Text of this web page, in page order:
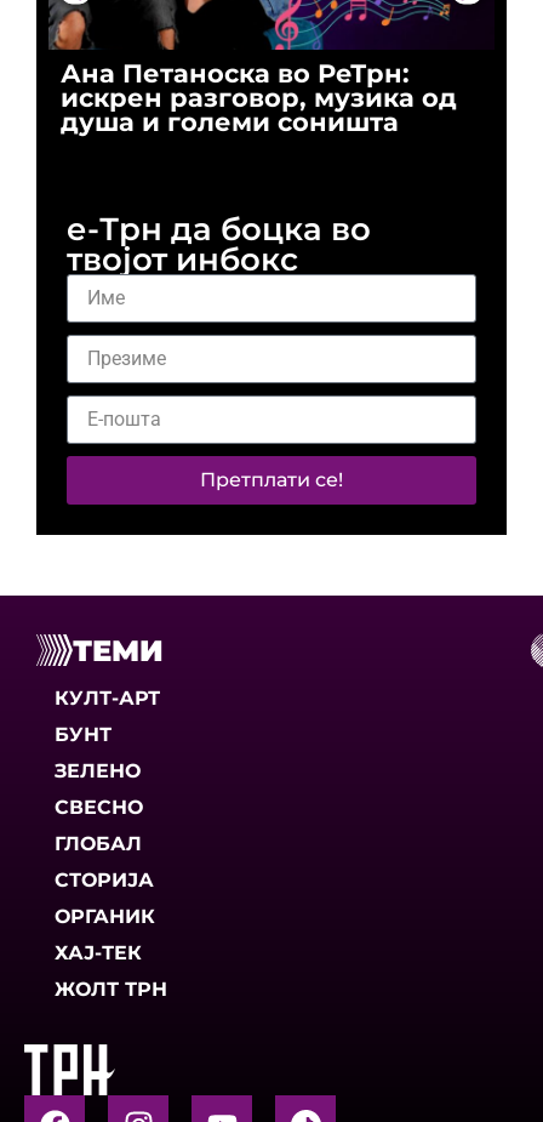
Ана Петаноска во РеТрн:
искрен разговор, музика од
душа и големи соништа
е-Трн да боцка во
твојот инбокс
Претплати се!
ТЕМИ
КУЛТ-АРТ
БУНТ
ЗЕЛЕНО
СВЕСНО
ГЛОБАЛ
СТОРИЈА
ОРГАНИК
ХАЈ-ТЕК
ЖОЛТ ТРН